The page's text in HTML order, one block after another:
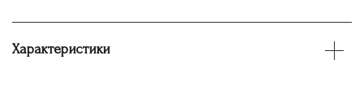
Характеристики